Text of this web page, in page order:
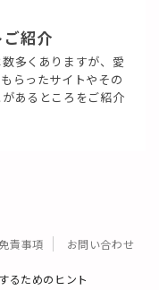
紹介
多くありますが、愛
らったサイトやその
あるところをご紹介
免責事項 お問い合わせ
るためのヒント